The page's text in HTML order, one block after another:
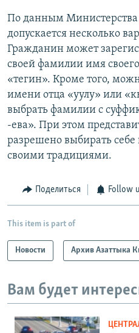
По данным
допускается несколько
Гражданин может
своей фамилии имя
«тегин». Кроме того,
имени отца «уулу» или
выбрать фамилии с
-ева». При этом
разрешено выбирать себе
своими традициями.
Поделиться Follow
This item is part of
Новости Архив Азаттыка
Вам будет